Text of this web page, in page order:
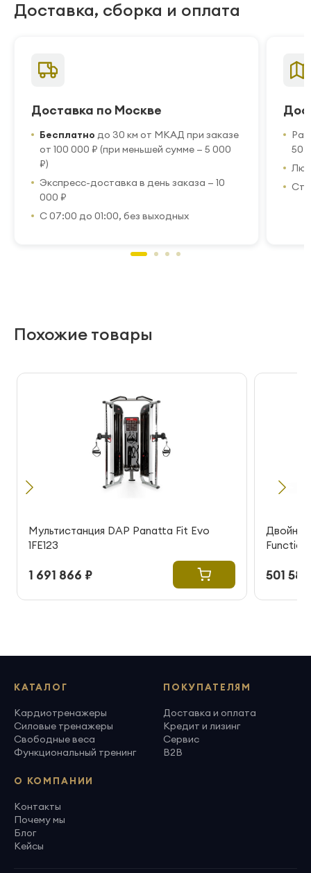
Доставка, сборка и оплата
Доставка по Москве
Бесплатно до 30 км от МКАД при заказе
от 100 000 ₽ (при меньшей сумме — 5 000
₽)
Экспресс-доставка в день заказа — 10
000 ₽
С 07:00 до 01:00, без выходных
50
Похожие товары
Мультистанция DAP Panatta Fit Evo
1FE123
1 691 866 ₽
Двойная
501 581
КАТАЛОГ
Кардиотренажеры
Силовые тренажеры
Свободные веса
Функциональный тренинг
ПОКУПАТЕЛЯМ
Доставка и оплата
Кредит и лизинг
Сервис
B2B
О КОМПАНИИ
Контакты
Почему мы
Блог
Кейсы